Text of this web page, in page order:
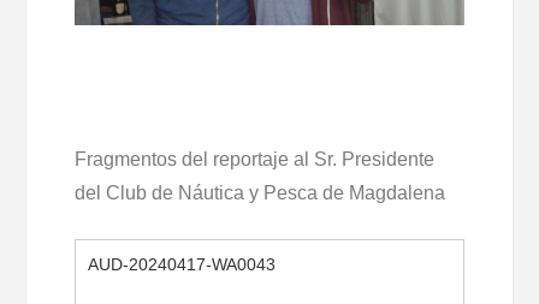
Fragmentos del reportaje al Sr. Presidente
del Club de Náutica y Pesca de Magdalena
AUD-20240417-WA0043